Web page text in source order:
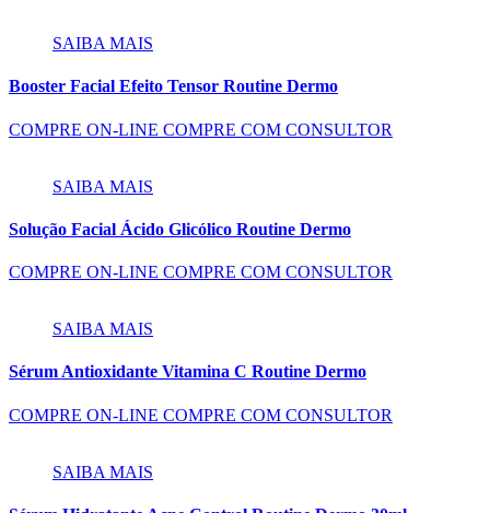
SAIBA MAIS
Booster Facial Efeito Tensor Routine Dermo
COMPRE ON-LINE COMPRE COM CONSULTOR
SAIBA MAIS
Solução Facial Ácido Glicólico Routine Dermo
COMPRE ON-LINE COMPRE COM CONSULTOR
SAIBA MAIS
Sérum Antioxidante Vitamina C Routine Dermo
COMPRE ON-LINE COMPRE COM CONSULTOR
SAIBA MAIS